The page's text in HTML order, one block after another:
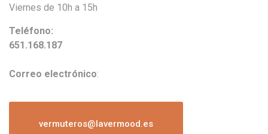
Viernes de 10h a 15h
Teléfono:
651.168.187
Correo electrónico:
vermuteros@lavermood.es